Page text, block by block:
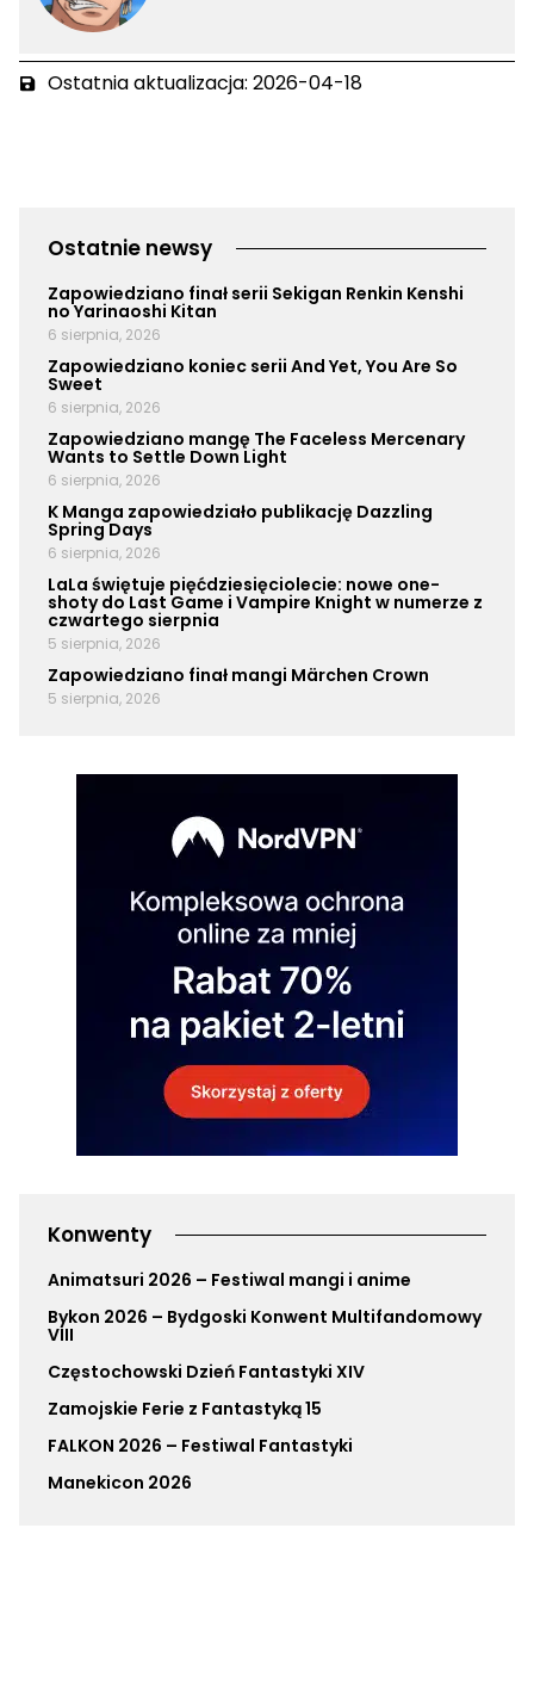
Ostatnia aktualizacja: 2026-04-18
Ostatnie newsy
Zapowiedziano finał serii Sekigan Renkin Kenshi
no Yarinaoshi Kitan
6 sierpnia, 2026
Zapowiedziano koniec serii And Yet, You Are So
Sweet
6 sierpnia, 2026
Zapowiedziano mangę The Faceless Mercenary
Wants to Settle Down Light
6 sierpnia, 2026
K Manga zapowiedziało publikację Dazzling
Spring Days
6 sierpnia, 2026
LaLa świętuje pięćdziesięciolecie: nowe one-
shoty do Last Game i Vampire Knight w numerze z
czwartego sierpnia
5 sierpnia, 2026
Zapowiedziano finał mangi Märchen Crown
5 sierpnia, 2026
Konwenty
Animatsuri 2026 – Festiwal mangi i anime
Bykon 2026 – Bydgoski Konwent Multifandomowy
VIII
Częstochowski Dzień Fantastyki XIV
Zamojskie Ferie z Fantastyką 15
FALKON 2026 – Festiwal Fantastyki
Manekicon 2026